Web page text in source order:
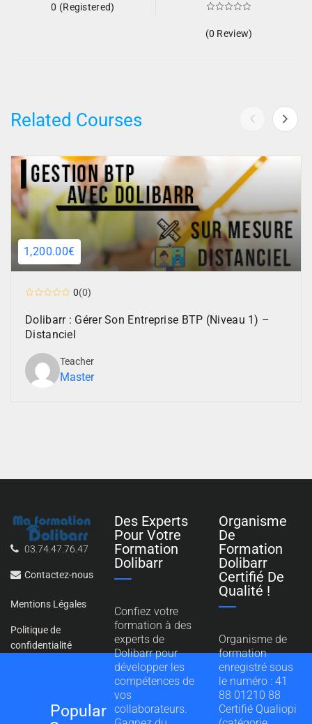
0 (Registered)
(0 Review)
Related Courses
1,200.00€
0(0)
Dolibarr : Gérer Son Entreprise BTP (Niveau 1) –
Distanciel
Teacher
Master
03.74.47.76.47
Contactez-nous
Mentions Légales
Politique de
confidentialité
Popular
Des Experts
Pour Votre
Formation
Dolibarr
Confiez votre
formation à des
experts de
Dolibarr pour
développer les
compétences de
vos
collaborateurs.
Organisme
De
Formation
Dolibarr
Certifié De
Qualité !
Organisme de
formation
enregistré sous
le numéro : 41
88 01210 88
Certifié Qualiopi